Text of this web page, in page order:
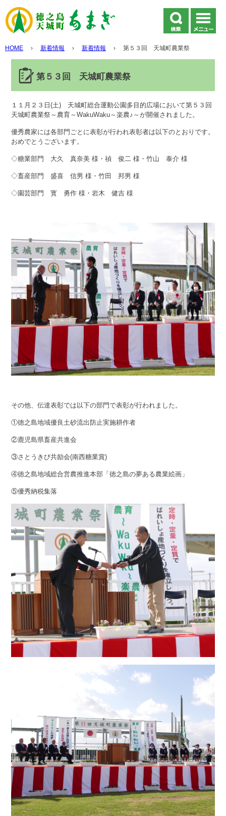
HOME › 新着情報 › 新着情報 › 第５３回 天城町農業祭
第５３回 天城町農業祭
１１月２３日(土) 天城町総合運動公園多目的広場において第５３回
天城町農業祭～農育～WakuWaku～楽農♪～が開催されました。
優秀農家には各部門ごとに表彰が行われ表彰者は以下のとおりです。
おめでとうございます。
◇糖業部門 大久 真奈美 様・禎 俊二 様・竹山 泰介 様
◇畜産部門 盛喜 信男 様・竹田 邦男 様
◇園芸部門 寳 勇作 様・岩木 健吉 様
その他、伝達表彰では以下の部門で表彰が行われました。
①徳之島地域優良土砂流出防止実施耕作者
②鹿児島県畜産共進会
③さとうきび共励会(南西糖業賞)
④徳之島地域総合営農推進本部「徳之島の夢ある農業絵画」
⑤優秀納税集落